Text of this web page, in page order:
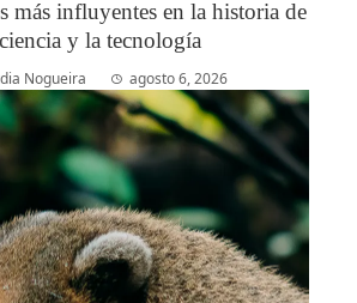
más influyentes en la historia de
y la tecnología
Nogueira agosto 6, 2026